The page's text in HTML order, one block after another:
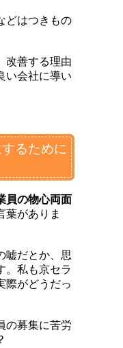
どはつきもの
改善する理由
い会社に導い
るために
員の物心両面
葉がありま
嘘だとか、思
。私も京セラ
際がどうだっ
の募集に苦労